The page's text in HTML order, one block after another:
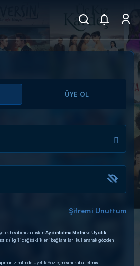
ÜYE OL
Şifremi Unuttum
hesabınıza ilişkinAydınlatma Metni veÜyelik
(İlgili değişiklikleri bağlantıları kullanarak gözden
halinde Üyelik Sözleşmesini kabul etmiş